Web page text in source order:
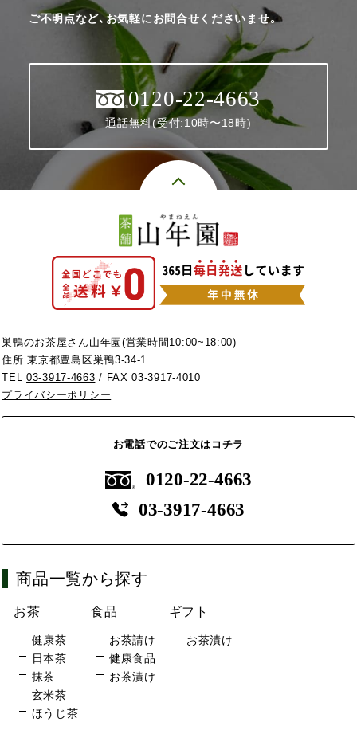
ご不明点など、お気軽にお問合せくださいませ。
0120-22-4663
通話無料(受付:10時〜18時)
巣鴨のお茶屋さん山年園(営業時間10:00~18:00)
住所 東京都豊島区巣鴨3-34-1
TEL03-3917-4663 / FAX 03-3917-4010
プライバシーポリシー
お電話でのご注文はコチラ
0120-22-4663
03-3917-4663
商品一覧から探す
お茶
健康茶
日本茶
抹茶
玄米茶
ほうじ茶
食品
お茶請け
健康食品
お茶漬け
ギフト
お茶漬け